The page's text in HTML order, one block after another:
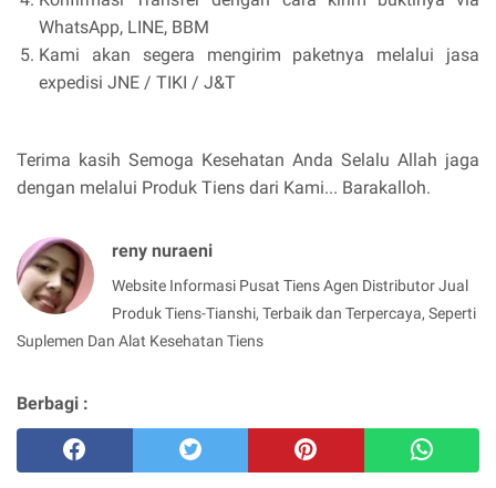
WhatsApp, LINE, BBM
Kami akan segera mengirim paketnya melalui jasa
expedisi JNE / TIKI / J&T
Terima kasih Semoga Kesehatan Anda Selalu Allah jaga
dengan melalui Produk Tiens dari Kami... Barakalloh.
reny nuraeni
Website Informasi Pusat Tiens Agen Distributor Jual
Produk Tiens-Tianshi, Terbaik dan Terpercaya, Seperti
Suplemen Dan Alat Kesehatan Tiens
Berbagi :